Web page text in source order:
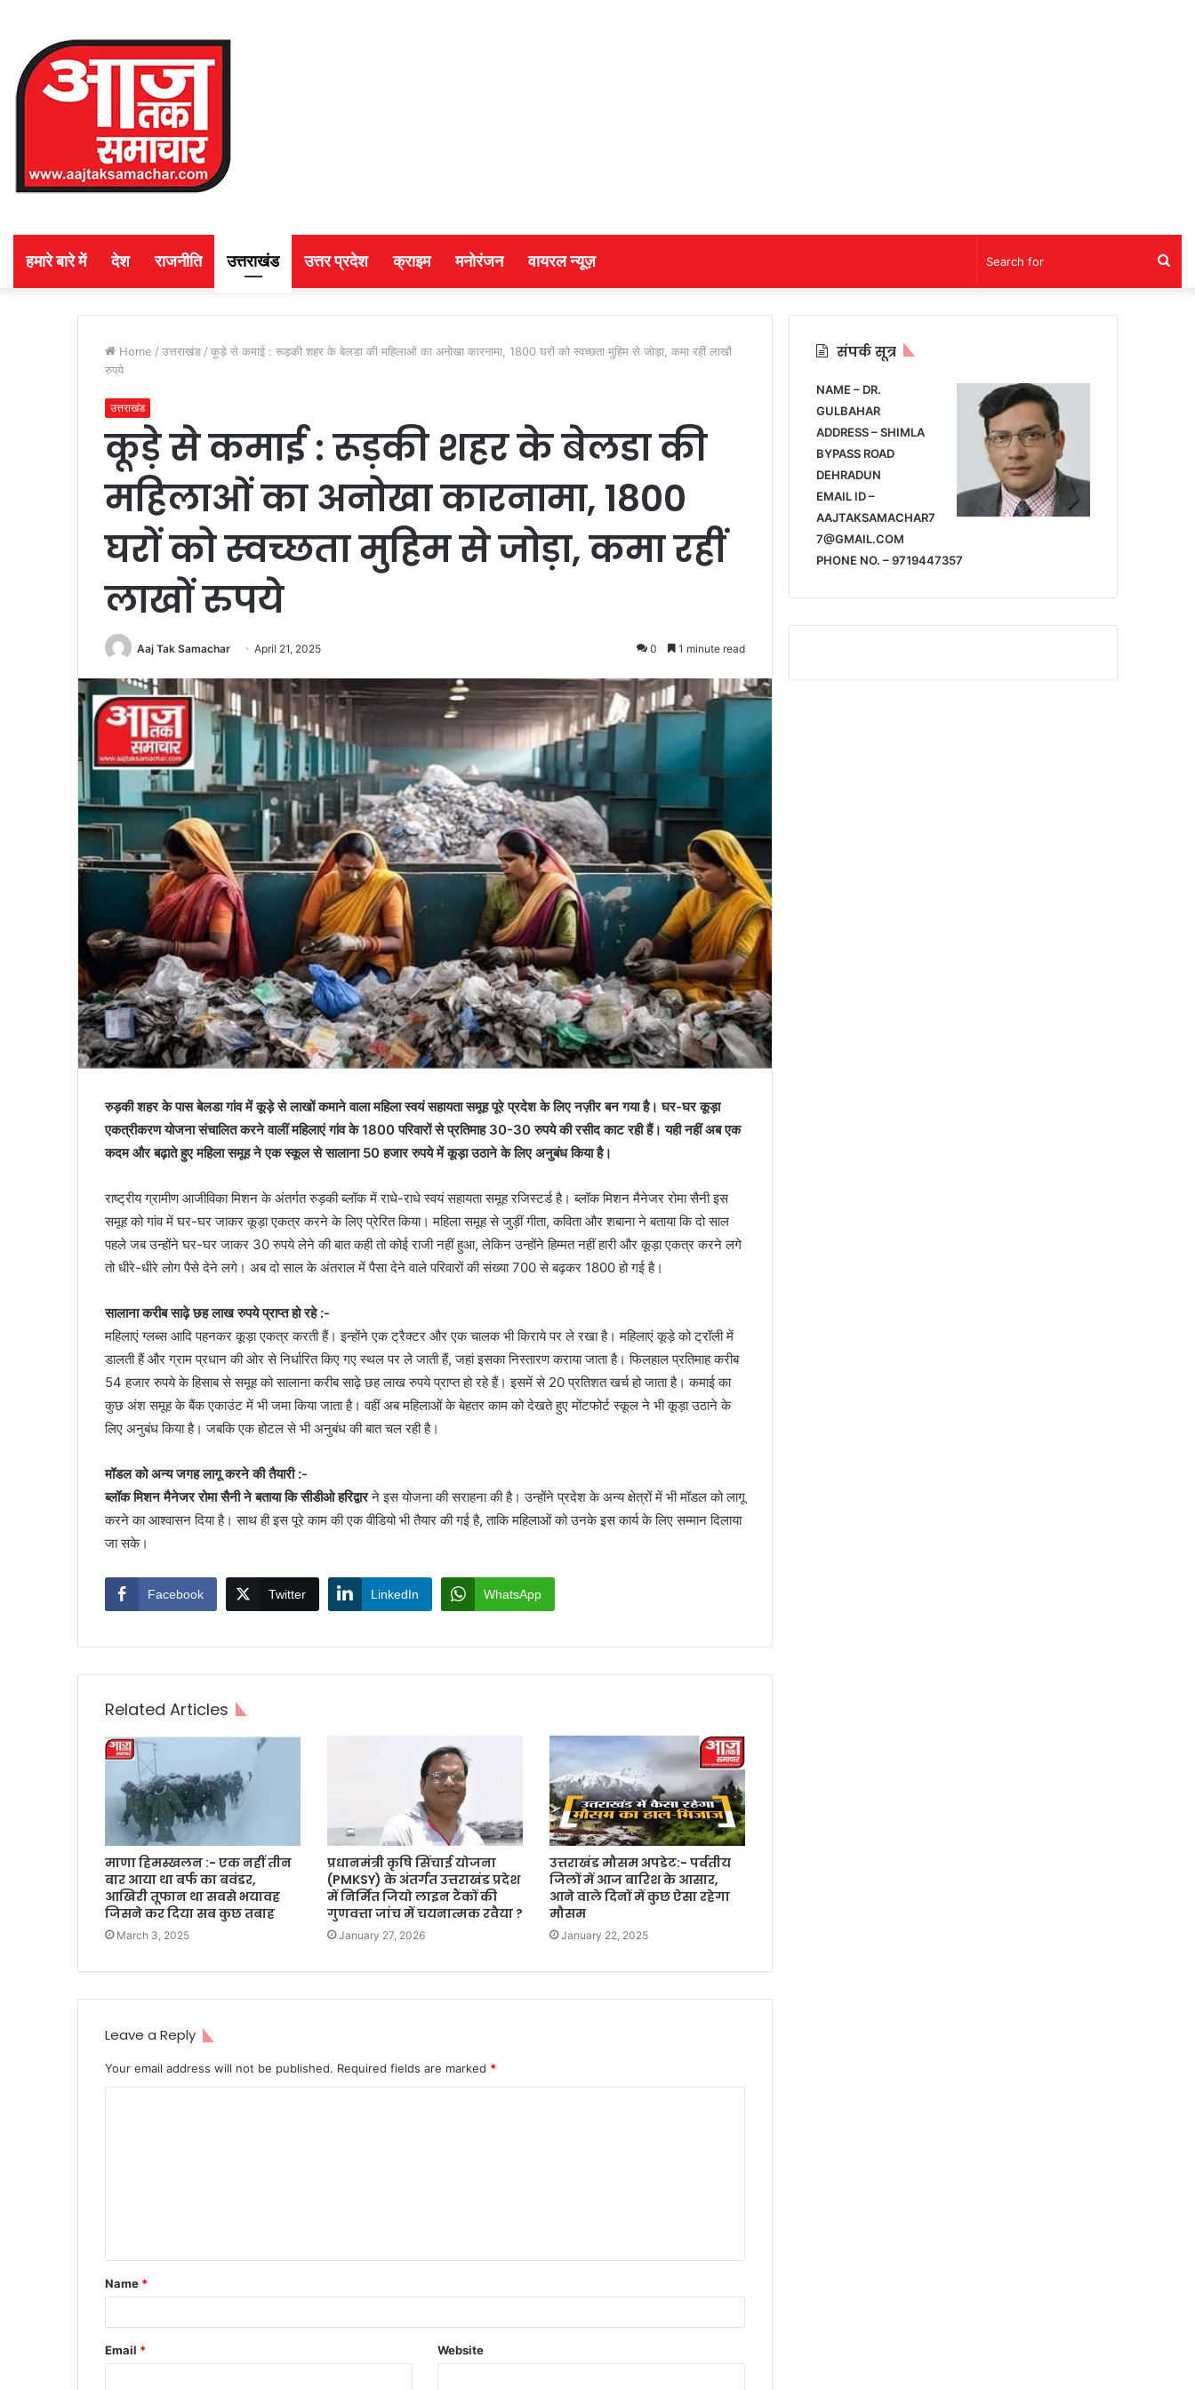
हमारे बारे में देश राजनीति उत्तराखंड उत्तर प्रदेश क्राइम मनोरंजन वायरल न्यूज़
Home / उत्तराखंड / कूड़े से कमाई : रूड़की शहर के बेलडा की महिलाओं का अनोखा कारनामा, 1800 घरों को स्वच्छता मुहिम से जोड़ा, कमा रहीं लाखों
रुपये
उत्तराखंड
कूड़े से कमाई : रूड़की शहर के बेलडा की
महिलाओं का अनोखा कारनामा, 1800
घरों को स्वच्छता मुहिम से जोड़ा, कमा रहीं
लाखों रुपये
Aaj Tak Samachar April 21, 2025 0 1 minute read
रुड़की शहर के पास बेलडा गांव में कूड़े से लाखों कमाने वाला महिला स्वयं सहायता समूह पूरे प्रदेश के लिए नज़ीर बन गया है। घर-घर कूड़ा
एकत्रीकरण योजना संचालित करने वालीं महिलाएं गांव के 1800 परिवारों से प्रतिमाह 30-30 रुपये की रसीद काट रही हैं। यही नहीं अब एक
कदम और बढ़ाते हुए महिला समूह ने एक स्कूल से सालाना 50 हजार रुपये में कूड़ा उठाने के लिए अनुबंध किया है।
राष्ट्रीय ग्रामीण आजीविका मिशन के अंतर्गत रुड़की ब्लॉक में राधे-राधे स्वयं सहायता समूह रजिस्टर्ड है। ब्लॉक मिशन मैनेजर रोमा सैनी इस
समूह को गांव में घर-घर जाकर कूड़ा एकत्र करने के लिए प्रेरित किया। महिला समूह से जुड़ीं गीता, कविता और शबाना ने बताया कि दो साल
पहले जब उन्होंने घर-घर जाकर 30 रुपये लेने की बात कही तो कोई राजी नहीं हुआ, लेकिन उन्होंने हिम्मत नहीं हारी और कूड़ा एकत्र करने लगे
तो धीरे-धीरे लोग पैसे देने लगे। अब दो साल के अंतराल में पैसा देने वाले परिवारों की संख्या 700 से बढ़कर 1800 हो गई है।
सालाना करीब साढ़े छह लाख रुपये प्राप्त हो रहे :-
महिलाएं ग्लब्स आदि पहनकर कूड़ा एकत्र करती हैं। इन्होंने एक ट्रैक्टर और एक चालक भी किराये पर ले रखा है। महिलाएं कूड़े को ट्रॉली में
डालती हैं और ग्राम प्रधान की ओर से निर्धारित किए गए स्थल पर ले जाती हैं, जहां इसका निस्तारण कराया जाता है। फिलहाल प्रतिमाह करीब
54 हजार रुपये के हिसाब से समूह को सालाना करीब साढ़े छह लाख रुपये प्राप्त हो रहे हैं। इसमें से 20 प्रतिशत खर्च हो जाता है। कमाई का
कुछ अंश समूह के बैंक एकाउंट में भी जमा किया जाता है। वहीं अब महिलाओं के बेहतर काम को देखते हुए मोंटफोर्ट स्कूल ने भी कूड़ा उठाने के
लिए अनुबंध किया है। जबकि एक होटल से भी अनुबंध की बात चल रही है।
मॉडल को अन्य जगह लागू करने की तैयारी :-
ब्लॉक मिशन मैनेजर रोमा सैनी ने बताया कि सीडीओ हरिद्वारने इस योजना की सराहना की है। उन्होंने प्रदेश के अन्य क्षेत्रों में भी मॉडल को लागू
करने का आश्वासन दिया है। साथ ही इस पूरे काम की एक वीडियो भी तैयार की गई है, ताकि महिलाओं को उनके इस कार्य के लिए सम्मान दिलाया
जा सके।
Facebook Twitter LinkedIn WhatsApp
Related Articles
माणा हिमस्खलन :- एक नहीं तीन
बार आया था बर्फ का बवंडर,
आखिरी तूफान था सबसे भयावह
जिसने कर दिया सब कुछ तबाह
March 3, 2025
प्रधानमंत्री कृषि सिंचाई योजना
(PMKSY) के अंतर्गत उत्तराखंड प्रदेश
में निर्मित जियो लाइन टैंकों की
गुणवत्ता जांच में चयनात्मक रवैया ?
January 27, 2026
उत्तराखंड मौसम अपडेट:- पर्वतीय
जिलों में आज बारिश के आसार,
आने वाले दिनों में कुछ ऐसा रहेगा
मौसम
January 22, 2025
Leave a Reply
Your email address will not be published. Required fields are marked *
t
*
Name *
Email * Website
संपर्क सूत्र
NAME – DR.
GULBAHAR
ADDRESS – SHIMLA
BYPASS ROAD
DEHRADUN
EMAIL ID –
AAJTAKSAMACHAR7
7@GMAIL.COM
PHONE NO. – 9719447357